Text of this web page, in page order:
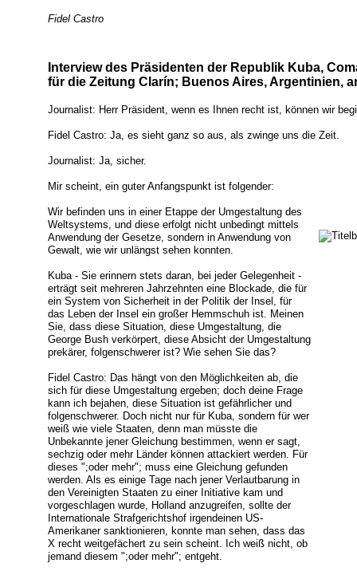
Fidel Castro
Interview des Präsidenten der Republik Kuba,
für die Zeitung Clarín; Buenos Aires, Argentinien,
Journalist: Herr Präsident, wenn es Ihnen recht ist, können wir
Fidel Castro: Ja, es sieht ganz so aus, als zwinge uns die Zeit.
Journalist: Ja, sicher.
Mir scheint, ein guter Anfangspunkt ist folgender:
Wir befinden uns in einer Etappe der Umgestaltung des
Weltsystems, und diese erfolgt nicht unbedingt mittels
Anwendung der Gesetze, sondern in Anwendung von
Gewalt, wie wir unlängst sehen konnten.
Kuba - Sie erinnern stets daran, bei jeder Gelegenheit -
erträgt seit mehreren Jahrzehnten eine Blockade, die für
ein System von Sicherheit in der Politik der Insel, für
das Leben der Insel ein großer Hemmschuh ist. Meinen
Sie, dass diese Situation, diese Umgestaltung, die
George Bush verkörpert, diese Absicht der Umgestaltung
prekärer, folgenschwerer ist? Wie sehen Sie das?
Fidel Castro: Das hängt von den Möglichkeiten ab, die
sich für diese Umgestaltung ergeben; doch deine Frage
kann ich bejahen, diese Situation ist gefährlicher und
folgenschwerer. Doch nicht nur für Kuba, sondern für wer
weiß wie viele Staaten, denn man müsste die
Unbekannte jener Gleichung bestimmen, wenn er sagt,
sechzig oder mehr Länder können attackiert werden. Für
dieses ";oder mehr"; muss eine Gleichung gefunden
werden. Als es einige Tage nach jener Verlautbarung in
den Vereinigten Staaten zu einer Initiative kam und
vorgeschlagen wurde, Holland anzugreifen, sollte der
Internationale Strafgerichtshof irgendeinen US-
Amerikaner sanktionieren, konnte man sehen, dass das
X recht weitgefächert zu sein scheint. Ich weiß nicht, ob
jemand diesem ";oder mehr"; entgeht.